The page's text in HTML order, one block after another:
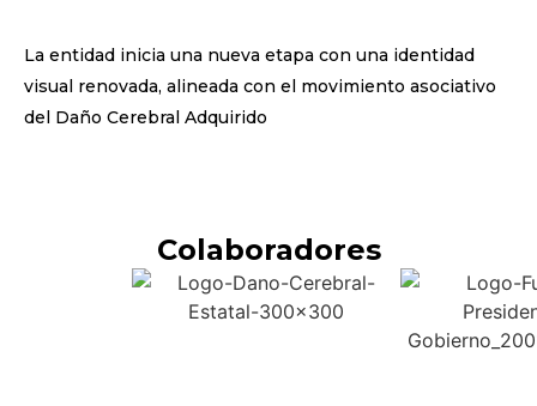
La entidad inicia una nueva etapa con una identidad
visual renovada, alineada con el movimiento asociativo
del Daño Cerebral Adquirido
Colaboradores